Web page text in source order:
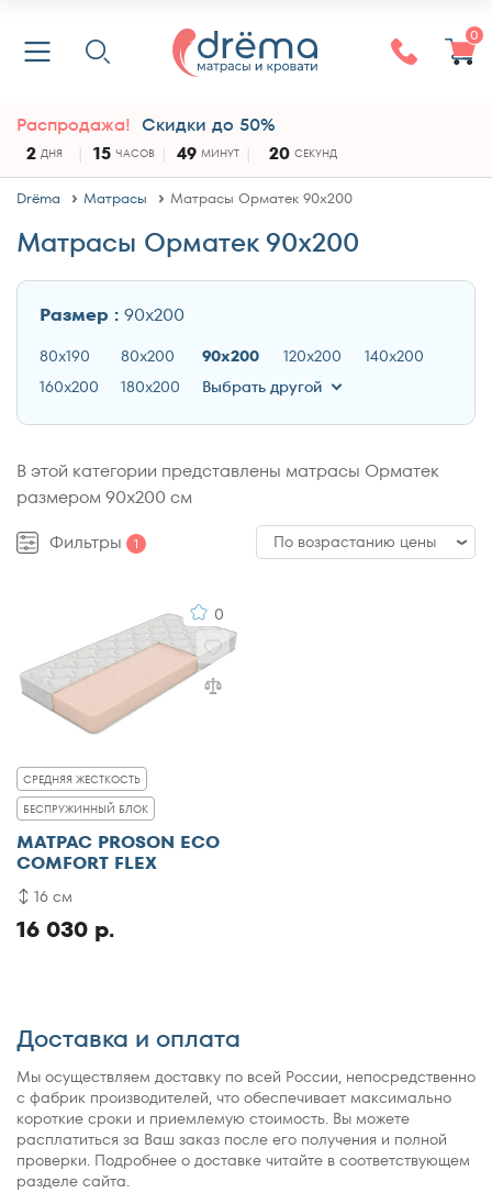
0
Распродажа! Скидки до 50%
2 ДНЯ 15 ЧАСОВ 49 МИНУТ 20 СЕКУНД
Drёma Матрасы Матрасы Орматек 90x200
Матрасы Орматек 90x200
Размер : 90x200
80x190 80x200 90x200 120x200
140x200
160x200
180x200 Выбрать другой
В этой категории представлены матрасы Орматек
размером 90x200 см
Фильтры
1 По возрастанию цены
0
СРЕДНЯЯ ЖЕСТКОСТЬ
БЕСПРУЖИННЫЙ БЛОК
МАТРАС PROSON ECO
COMFORT FLEX
16 030 р.
16 см
Доставка и оплата
Мы осуществляем доставку по всей России, непосредственно
с фабрик производителей, что обеспечивает максимально
короткие сроки и приемлемую стоимость. Вы можете
расплатиться за Ваш заказ после его получения и полной
проверки. Подробнее о доставке читайте в соответствующем
разделе сайта.